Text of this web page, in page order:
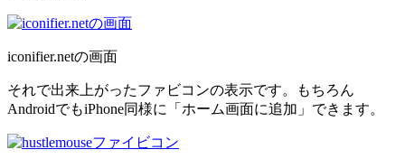
iconifier.netの画面
それで出来上がったファビコンの表示です。もちろん
AndroidでもiPhone同様に「ホーム画面に追加」できます。